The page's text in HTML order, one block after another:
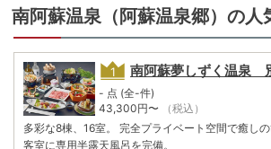
南阿蘇温泉（阿蘇温泉郷）の人
南阿蘇夢しずく温泉
- 点 (全-件)
43,300円〜
（税込）
多彩な8棟、16室。 完全プライベート空間で癒し
客室に専用半露天風呂を完備。